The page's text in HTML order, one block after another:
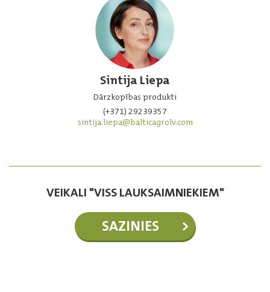
Sintija Liepa
Dārzkopības produkti
(+371) 29239357
sintija.liepa@balticagrolv.com
VEIKALI "VISS LAUKSAIMNIEKIEM"
SAZINIES